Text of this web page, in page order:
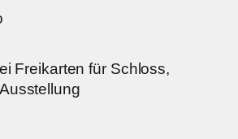
Freikarten für Schloss,